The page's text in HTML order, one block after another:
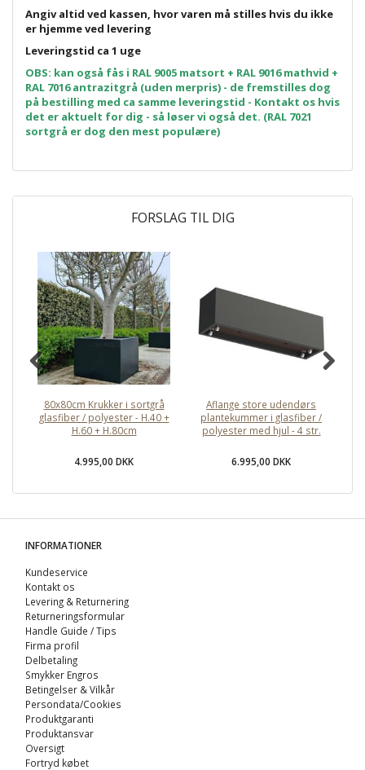
Angiv altid ved kassen, hvor varen må stilles hvis du ikke
er hjemme ved levering
Leveringstid ca 1 uge
OBS: kan også fås i RAL 9005 matsort + RAL 9016 mathvid +
RAL 7016 antrazitgrå (uden merpris) - de fremstilles dog
på bestilling med ca samme leveringstid - Kontakt os hvis
det er aktuelt for dig - så løser vi også det. (RAL 7021
sortgrå er dog den mest populære)
FORSLAG TIL DIG
80x80cm Krukker i sortgrå
glasfiber / polyester - H.40 +
H.60 + H.80cm
4.995,00 DKK
Aflange store udendørs
plantekummer i glasfiber /
polyester med hjul - 4 str.
6.995,00 DKK
INFORMATIONER
Kundeservice
Kontakt os
Levering & Returnering
Returneringsformular
Handle Guide / Tips
Firma profil
Delbetaling
Smykker Engros
Betingelser & Vilkår
Persondata/Cookies
Produktgaranti
Produktansvar
Oversigt
Fortryd købet